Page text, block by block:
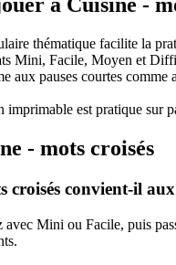
thématique facilite la
Mini, Facile, Moyen et
aux pauses courtes comme
imprimable est pratique sur
- mots croisés
croisés convient-il
avec Mini ou Facile, puis